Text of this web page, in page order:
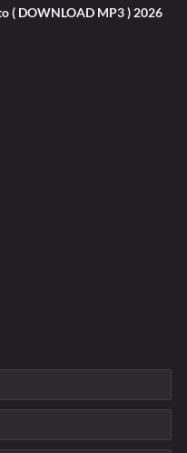
( DOWNLOAD MP3 ) 2026